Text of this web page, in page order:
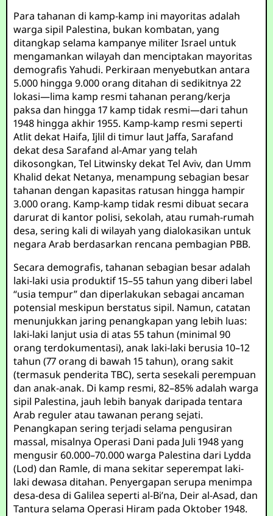
Para tahanan di kamp-kamp ini mayoritas adalah
warga sipil Palestina, bukan kombatan, yang
ditangkap selama kampanye militer Israel untuk
mengamankan wilayah dan menciptakan mayoritas
demografis Yahudi. Perkiraan menyebutkan antara
5.000 hingga 9.000 orang ditahan di sedikitnya 22
lokasi—lima kamp resmi tahanan perang/kerja
paksa dan hingga 17 kamp tidak resmi—dari tahun
1948 hingga akhir 1955. Kamp-kamp resmi seperti
Atlit dekat Haifa, Ijlil di timur laut Jaffa, Sarafand
dekat desa Sarafand al-Amar yang telah
dikosongkan, Tel Litwinsky dekat Tel Aviv, dan Umm
Khalid dekat Netanya, menampung sebagian besar
tahanan dengan kapasitas ratusan hingga hampir
3.000 orang. Kamp-kamp tidak resmi dibuat secara
darurat di kantor polisi, sekolah, atau rumah-rumah
desa, sering kali di wilayah yang dialokasikan untuk
negara Arab berdasarkan rencana pembagian PBB.
Secara demografis, tahanan sebagian besar adalah
laki-laki usia produktif 15–55 tahun yang diberi label
“usia tempur” dan diperlakukan sebagai ancaman
potensial meskipun berstatus sipil. Namun, catatan
menunjukkan jaring penangkapan yang lebih luas:
laki-laki lanjut usia di atas 55 tahun (minimal 90
orang terdokumentasi), anak laki-laki berusia 10–12
tahun (77 orang di bawah 15 tahun), orang sakit
(termasuk penderita TBC), serta sesekali perempuan
dan anak-anak. Di kamp resmi, 82–85% adalah warga
sipil Palestina, jauh lebih banyak daripada tentara
Arab reguler atau tawanan perang sejati.
Penangkapan sering terjadi selama pengusiran
massal, misalnya Operasi Dani pada Juli 1948 yang
mengusir 60.000–70.000 warga Palestina dari Lydda
(Lod) dan Ramle, di mana sekitar seperempat laki-
laki dewasa ditahan. Penyergapan serupa menimpa
desa-desa di Galilea seperti al-Bi’na, Deir al-Asad, dan
Tantura selama Operasi Hiram pada Oktober 1948.